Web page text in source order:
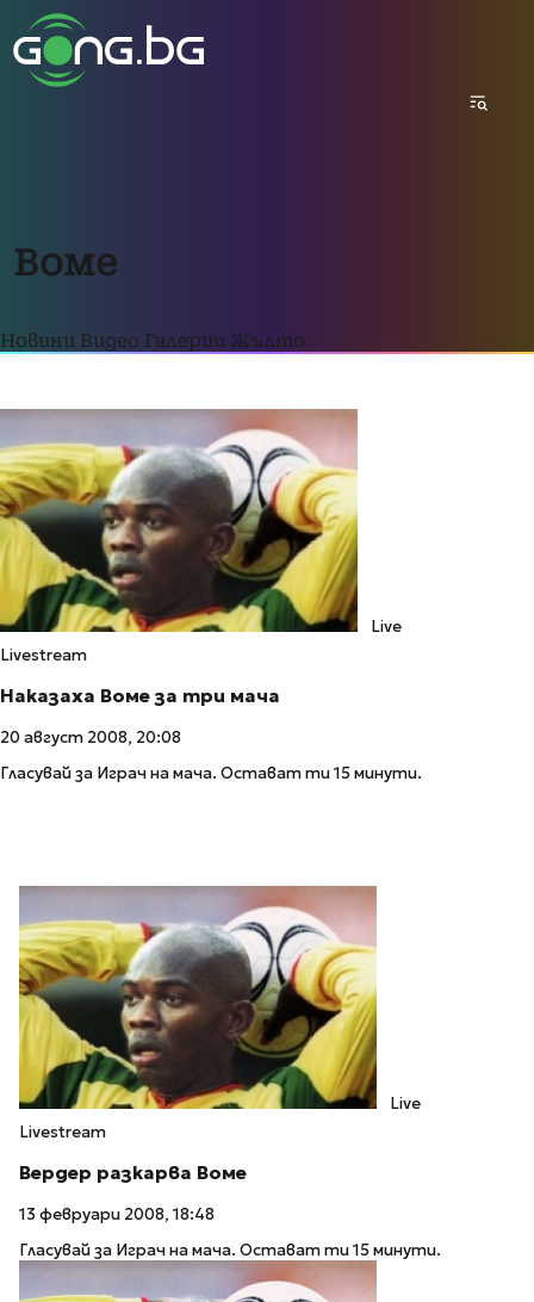
Воме
Новини Видео Галерии Жълто
Live
Livestream
Наказаха Воме за три мача
20 август 2008, 20:08
Гласувай за Играч на мача. Остават ти 15 минути.
Live
Livestream
Вердер разкарва Воме
13 февруари 2008, 18:48
Гласувай за Играч на мача. Остават ти 15 минути.